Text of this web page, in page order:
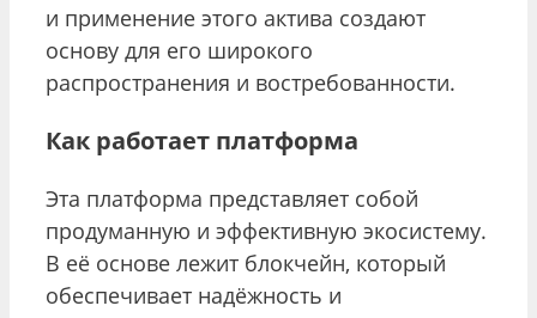
и применение этого актива создают
основу для его широкого
распространения и востребованности.
Как работает платформа
Эта платформа представляет собой
продуманную и эффективную экосистему.
В её основе лежит блокчейн, который
обеспечивает надёжность и